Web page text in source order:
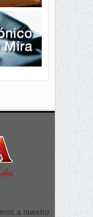
a nuestro